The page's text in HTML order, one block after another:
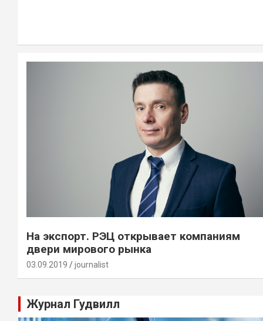
На экспорт. РЭЦ открывает компаниям
двери мирового рынка
03.09.2019 journalist
Журнал Гудвилл